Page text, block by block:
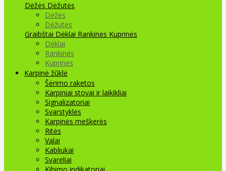
Dėžės Dėžutės
Dėžės
Dėžutės
Graibštai Dėklai Rankinės Kuprinės
Dėklai
Rankinės
Kuprinės
Karpinė žūklė
Šėrimo raketos
Karpiniai stovai ir laikikliai
Signalizatoriai
Svarstyklės
Karpinės meškerės
Ritės
Valai
Kabliukai
Svareliai
Kibimo indikatoriai